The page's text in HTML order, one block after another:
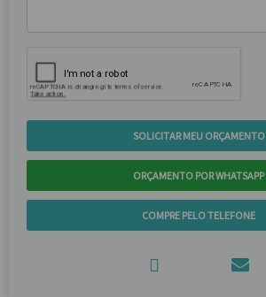
SOLICITAR MEU ORÇAMENTO
ORÇAMENTO POR WHATSAPP
COMPRE PELO TELEFONE